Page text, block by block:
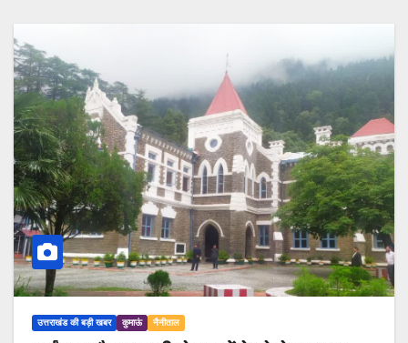
उत्तराखंड की बड़ी खबर कुमाऊं नैनीताल